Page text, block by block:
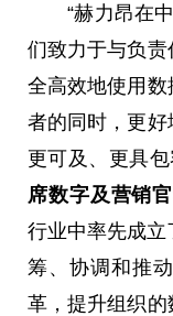
“赫力昂在
们致力于与负
全高效地使用
者的同时，更
更可及、更具
席数字及营销官
行业中率先成
筹、协调和推
革，提升组织